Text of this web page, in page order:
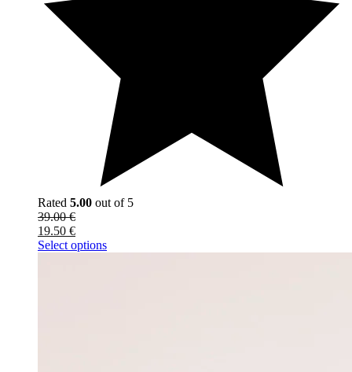
Rated 5.00 out of 5
39.00€
19.50 €
Select options